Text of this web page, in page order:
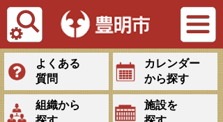
Tiếng Việt
よくある
質問
カレンダー
から探す
組織から
施設を